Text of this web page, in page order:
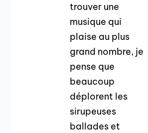
trouver une
musique qui
plaise au plus
grand nombre, je
pense que
beaucoup
déplorent les
sirupeuses
ballades et